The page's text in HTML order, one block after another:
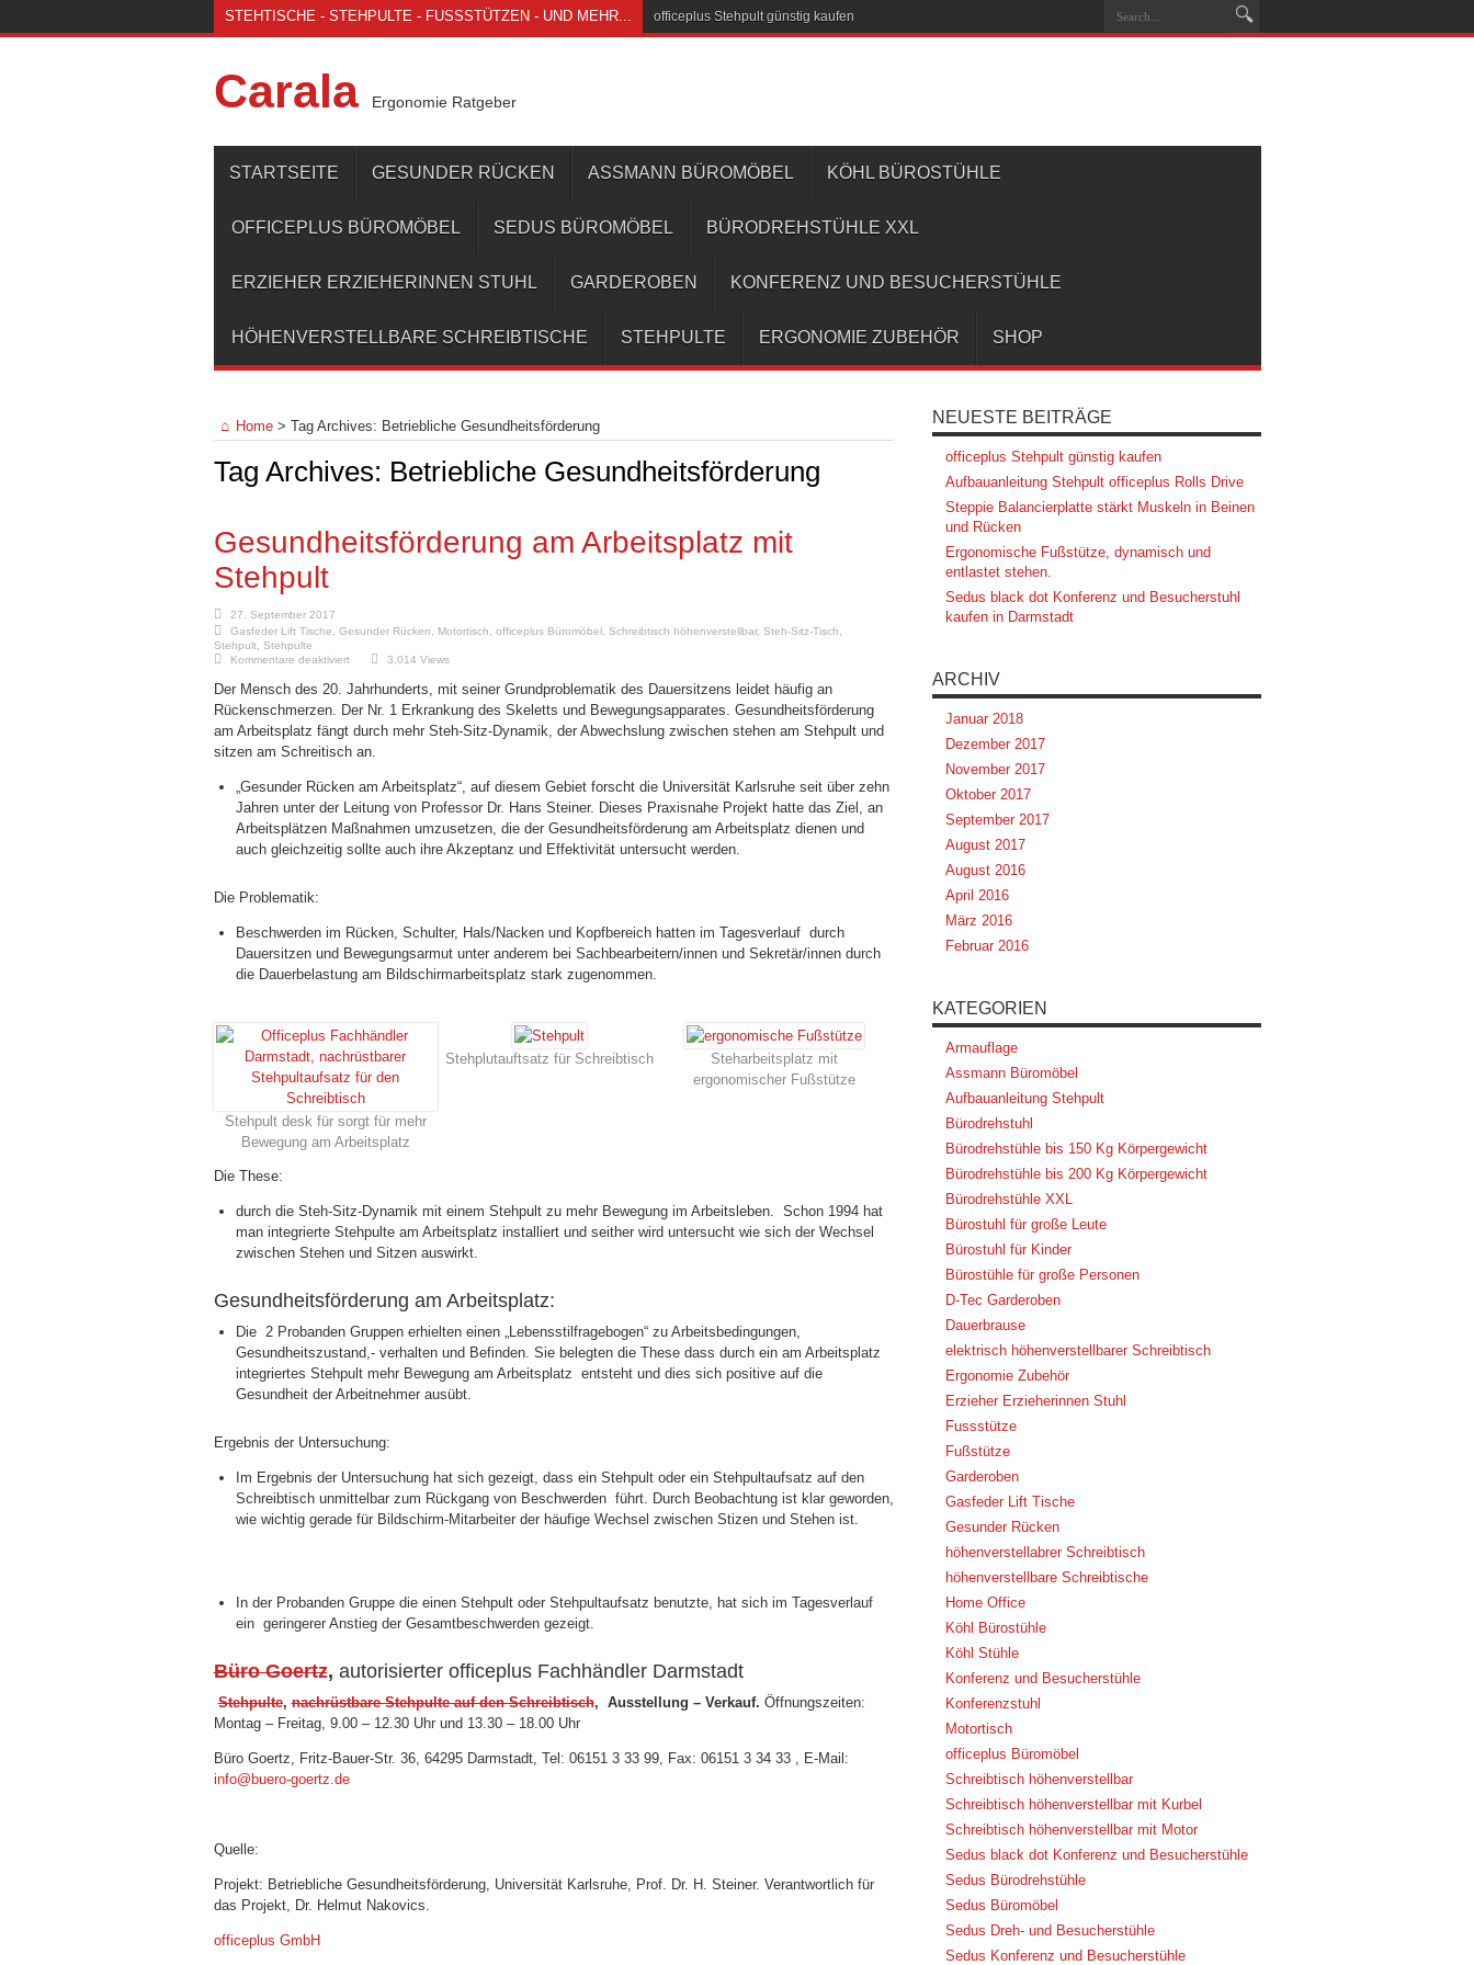
STEHTISCHE - STEHPULTE - FUSSSTÜTZEN - UND MEHR... officeplus Stehpult günstig kaufen
Carala Ergonomie Ratgeber
STARTSEITE GESUNDER RÜCKEN ASSMANN BÜROMÖBEL KÖHL BÜROSTÜHLE
OFFICEPLUS BÜROMÖBEL SEDUS BÜROMÖBEL BÜRODREHSTÜHLE XXL
ERZIEHER ERZIEHERINNEN STUHL GARDEROBEN KONFERENZ UND BESUCHERSTÜHLE
HÖHENVERSTELLBARE SCHREIBTISCHE STEHPULTE ERGONOMIE ZUBEHÖR SHOP
Home> Tag Archives: Betriebliche Gesundheitsförderung
Tag Archives: Betriebliche Gesundheitsförderung
Gesundheitsförderung am Arbeitsplatz mit
Stehpult
27. September 2017
Gasfeder Lift Tische
Gesunder Rücken Motortisch officeplus Büromöbel, Schreibtisch höhenverstellbar, Steh-Sitz-Tisch
Stehpult, Stehpulte
Kommentare deaktiviertfür
am
Arbeitsplatz
mit
Stehpult
3,014 Views
Der Mensch des 20. Jahrhunderts, mit seiner Grundproblematik des Dauersitzens leidet häufig an
Rückenschmerzen. Der Nr. 1 Erkrankung des Skeletts und Bewegungsapparates. Gesundheitsförderung
am Arbeitsplatz fängt durch mehr Steh-Sitz-Dynamik, der Abwechslung zwischen stehen am Stehpult und
sitzen am Schreitisch an.
„Gesunder Rücken am Arbeitsplatz“, auf diesem Gebiet forscht die Universität Karlsruhe seit über zehn
Jahren unter der Leitung von Professor Dr. Hans Steiner. Dieses Praxisnahe Projekt hatte das Ziel, an
Arbeitsplätzen Maßnahmen umzusetzen, die der Gesundheitsförderung am Arbeitsplatz dienen und
auch gleichzeitig sollte auch ihre Akzeptanz und Effektivität untersucht werden.
Die Problematik:
Beschwerden im Rücken, Schulter, Hals/Nacken und Kopfbereich hatten im Tagesverlauf durch
Dauersitzen und Bewegungsarmut unter anderem bei Sachbearbeitern/innen und Sekretär/innen durch
die Dauerbelastung am Bildschirmarbeitsplatz stark zugenommen.
Stehpult desk für sorgt für mehr
Bewegung am Arbeitsplatz
Stehplutauftsatz für Schreibtisch
Steharbeitsplatz mit
ergonomischer Fußstütze
Die These:
durch die Steh-Sitz-Dynamik mit einem Stehpult zu mehr Bewegung im Arbeitsleben. Schon 1994 hat
man integrierte Stehpulte am Arbeitsplatz installiert und seither wird untersucht wie sich der Wechsel
zwischen Stehen und Sitzen auswirkt.
Gesundheitsförderung am Arbeitsplatz:
Die 2 Probanden Gruppen erhielten einen „Lebensstilfragebogen“ zu Arbeitsbedingungen,
Gesundheitszustand,- verhalten und Befinden. Sie belegten die These dass durch ein am Arbeitsplatz
integriertes Stehpult mehr Bewegung am Arbeitsplatz entsteht und dies sich positive auf die
Gesundheit der Arbeitnehmer ausübt.
Ergebnis der Untersuchung:
Im Ergebnis der Untersuchung hat sich gezeigt, dass ein Stehpult oder ein Stehpultaufsatz auf den
Schreibtisch unmittelbar zum Rückgang von Beschwerden führt. Durch Beobachtung ist klar geworden,
wie wichtig gerade für Bildschirm-Mitarbeiter der häufige Wechsel zwischen Stizen und Stehen ist.
In der Probanden Gruppe die einen Stehpult oder Stehpultaufsatz benutzte, hat sich im Tagesverlauf
ein geringerer Anstieg der Gesamtbeschwerden gezeigt.
Büro Goertz, autorisierter officeplus Fachhändler Darmstadt
Stehpulte,nachrüstbare Stehpulte auf den Schreibtisch, Ausstellung – Verkauf. Öffnungszeiten:
Montag – Freitag, 9.00 – 12.30 Uhr und 13.30 – 18.00 Uhr
Büro Goertz, Fritz-Bauer-Str. 36, 64295 Darmstadt, Tel: 06151 3 33 99, Fax: 06151 3 34 33 , E-Mail:
info@buero-goertz.de
Quelle:
Projekt: Betriebliche Gesundheitsförderung, Universität Karlsruhe, Prof. Dr. H. Steiner. Verantwortlich für
das Projekt, Dr. Helmut Nakovics.
officeplus GmbH
NEUESTE BEITRÄGE
officeplus Stehpult günstig kaufen
Aufbauanleitung Stehpult officeplus Rolls Drive
Steppie Balancierplatte stärkt Muskeln in Beinen
und Rücken
Ergonomische Fußstütze, dynamisch und
entlastet stehen.
Sedus black dot Konferenz und Besucherstuhl
kaufen in Darmstadt
ARCHIV
Januar 2018
Dezember 2017
November 2017
Oktober 2017
September 2017
August 2017
August 2016
April 2016
März 2016
Februar 2016
KATEGORIEN
Armauflage
Assmann Büromöbel
Aufbauanleitung Stehpult
Bürodrehstuhl
Bürodrehstühle bis 150 Kg Körpergewicht
Bürodrehstühle bis 200 Kg Körpergewicht
Bürodrehstühle XXL
Bürostuhl für große Leute
Bürostuhl für Kinder
Bürostühle für große Personen
D-Tec Garderoben
Dauerbrause
elektrisch höhenverstellbarer Schreibtisch
Ergonomie Zubehör
Erzieher Erzieherinnen Stuhl
Fussstütze
Fußstütze
Garderoben
Gasfeder Lift Tische
Gesunder Rücken
höhenverstellabrer Schreibtisch
höhenverstellbare Schreibtische
Home Office
Köhl Bürostühle
Köhl Stühle
Konferenz und Besucherstühle
Konferenzstuhl
Motortisch
officeplus Büromöbel
Schreibtisch höhenverstellbar
Schreibtisch höhenverstellbar mit Kurbel
Schreibtisch höhenverstellbar mit Motor
Sedus black dot Konferenz und Besucherstühle
Sedus Bürodrehstühle
Sedus Büromöbel
Sedus Dreh- und Besucherstühle
Sedus Konferenz und Besucherstühle